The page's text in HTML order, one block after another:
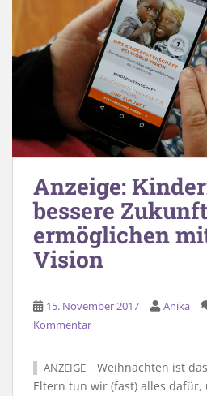
Anzeige:
bessere Zukunft
ermöglichen
Vision
15. November 2017 Anika
Kommentar
ANZEIGE
Weihnachten ist
Eltern tun wir (fast) alles